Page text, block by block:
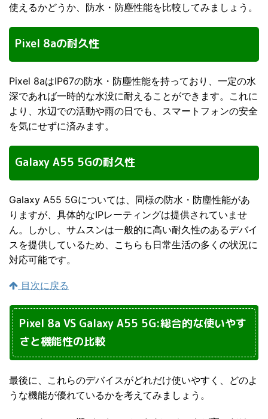
使えるかどうか、防水・防塵性能を比較してみましょう。
Pixel 8aの耐久性
Pixel 8aはIP67の防水・防塵性能を持っており、一定の水
深であれば一時的な水没に耐えることができます。これに
より、水辺での活動や雨の日でも、スマートフォンの安全
を気にせずに済みます。
Galaxy A55 5Gの耐久性
Galaxy A55 5Gについては、同様の防水・防塵性能があ
りますが、具体的なIPレーティングは提供されていませ
ん。しかし、サムスンは一般的に高い耐久性のあるデバイ
スを提供しているため、こちらも日常生活の多くの状況に
対応可能です。
目次に戻る
Pixel 8a VS Galaxy A55 5G:総合的な使いやす
さと機能性の比較
最後に、これらのデバイスがどれだけ使いやすく、どのよ
うな機能が優れているかを考えてみましょう。